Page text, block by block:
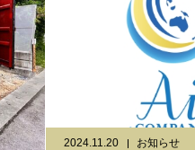
2024.11.20 お知らせ